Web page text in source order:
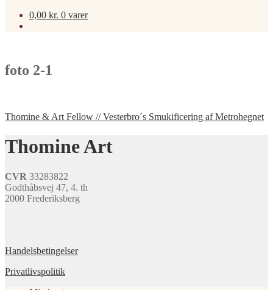
0,00 kr. 0 varer
foto 2-1
Indlægsnavigation
Forrige
Thomine & Art Fellow // Vesterbro´s Smukificering af Metrohegnet
Thomine Art
CVR 33283822
Godthåbsvej 47, 4. th
2000 Frederiksberg
Handelsbetingelser
Privatlivspolitik